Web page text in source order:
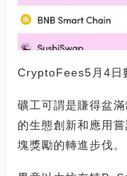
CryptoFees5月4日
礦工可謂是賺得盆
的生態創新和應用
塊獎勵的轉進步伐。